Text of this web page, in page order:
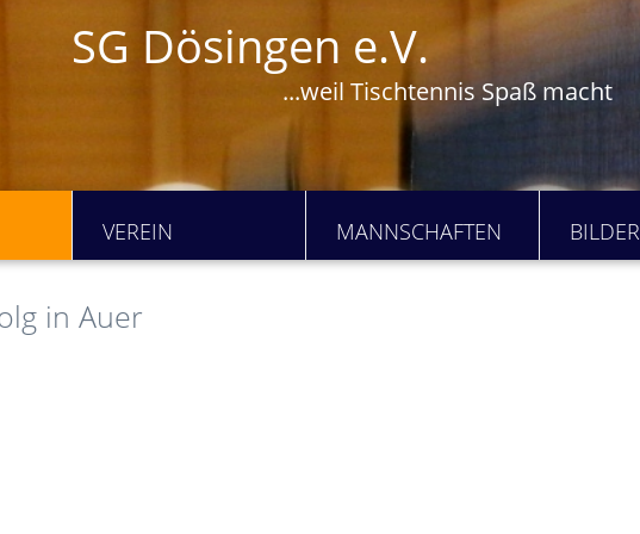
SG Dösingen e.V.
...weil Tischtennis Spaß macht
VEREIN MANNSCHAFTEN BILDER
in Auer